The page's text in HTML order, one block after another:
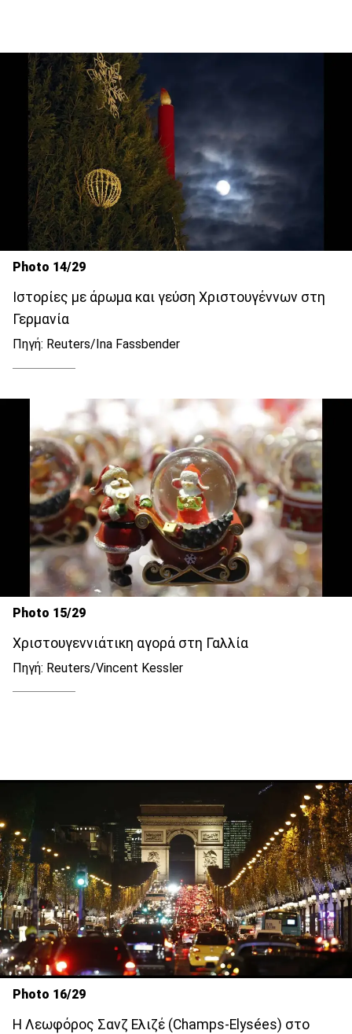
Photo 14/29
Ιστορίες με άρωμα και γεύση Χριστουγέννων στη
Γερμανία
Πηγή: Reuters/Ina Fassbender
Photo 15/29
Χριστουγεννιάτικη αγορά στη Γαλλία
Πηγή: Reuters/Vincent Kessler
Photo 16/29
Η Λεωφόρος Σανζ Ελιζέ (Champs-Elysées) στο